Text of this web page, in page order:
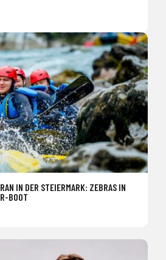
IN DER STEIERMARK: ZEBRAS IN
BOOT